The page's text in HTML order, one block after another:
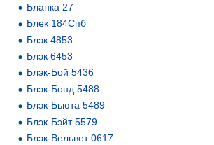
Бланка 27
Блек 184Спб
Блэк 4853
Блэк 6453
Блэк-Бой 5436
Блэк-Бонд 5488
Блэк-Бьюта 5489
Блэк-Бэйт 5579
Блэк-Вельвет 0617